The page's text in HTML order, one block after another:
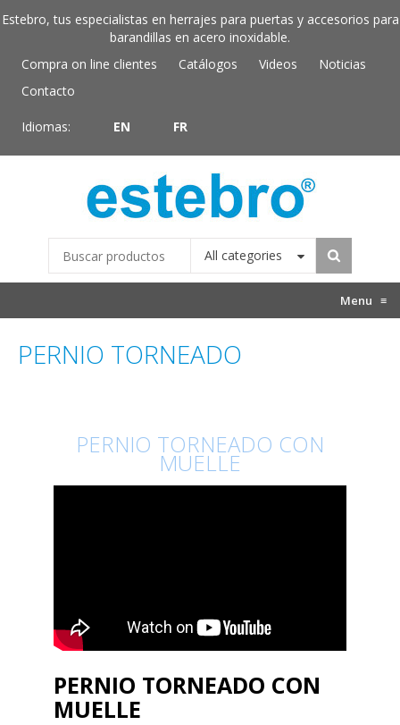
Estebro, tus especialistas en herrajes para puertas y accesorios para
barandillas en acero inoxidable.
Compra on line clientes
Catálogos Videos
Noticias
Contacto
Idiomas: EN FR
All categories
Menu ≡
PERNIO TORNEADO
PERNIO TORNEADO CON
MUELLE
PERNIO TORNEADO CON
MUELLE